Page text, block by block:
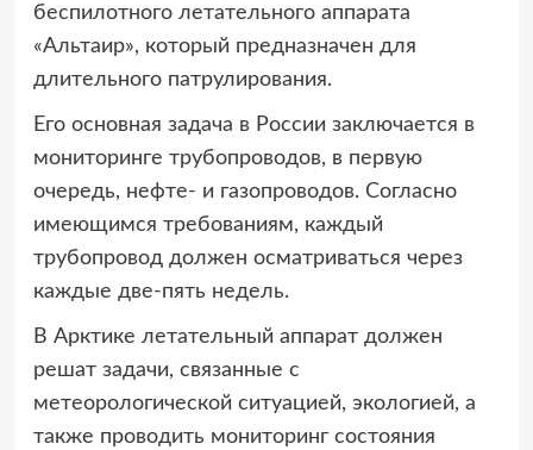
беспилотного летательного аппарата
«Альтаир», который предназначен для
длительного патрулирования.
Его основная задача в России заключается в
мониторинге трубопроводов, в первую
очередь, нефте- и газопроводов. Согласно
имеющимся требованиям, каждый
трубопровод должен осматриваться через
каждые две-пять недель.
В Арктике летательный аппарат должен
решат задачи, связанные с
метеорологической ситуацией, экологией, а
также проводить мониторинг состояния